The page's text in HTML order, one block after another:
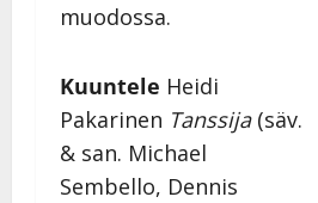
muodossa.
Kuuntele Heidi
Pakarinen Tanssija(säv.
& san. Michael
Sembello, Dennis